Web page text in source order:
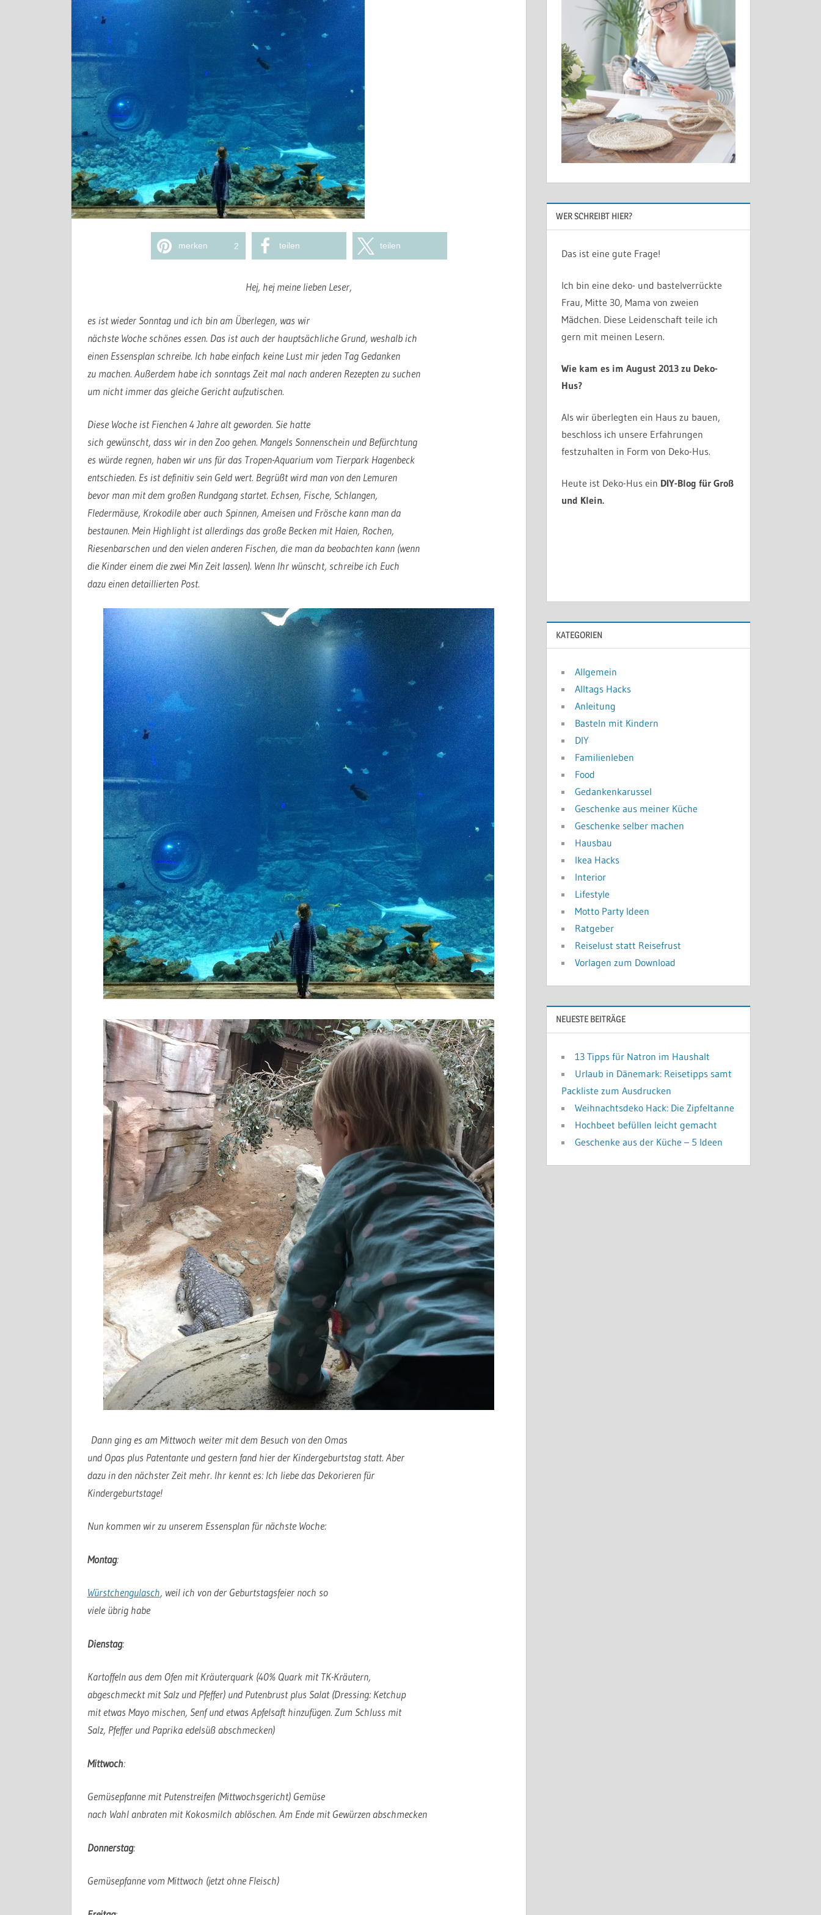
merken 2 teilen teilen
Hej, hej meine lieben Leser,
es ist wieder Sonntag und ich bin am Überlegen, was wir
nächste Woche schönes essen. Das ist auch der hauptsächliche Grund, weshalb ich
einen Essensplan schreibe. Ich habe einfach keine Lust mir jeden Tag Gedanken
zu machen. Außerdem habe ich sonntags Zeit mal nach anderen Rezepten zu suchen
um nicht immer das gleiche Gericht aufzutischen.
Diese Woche ist Fienchen 4 Jahre alt geworden. Sie hatte
sich gewünscht, dass wir in den Zoo gehen. Mangels Sonnenschein und Befürchtung
es würde regnen, haben wir uns für das Tropen-Aquarium vom Tierpark Hagenbeck
entschieden. Es ist definitiv sein Geld wert. Begrüßt wird man von den Lemuren
bevor man mit dem großen Rundgang startet. Echsen, Fische, Schlangen,
Fledermäuse, Krokodile aber auch Spinnen, Ameisen und Frösche kann man da
bestaunen. Mein Highlight ist allerdings das große Becken mit Haien, Rochen,
Riesenbarschen und den vielen anderen Fischen, die man da beobachten kann (wenn
die Kinder einem die zwei Min Zeit lassen). Wenn Ihr wünscht, schreibe ich Euch
dazu einen detaillierten Post.
Dann ging es am Mittwoch weiter mit dem Besuch von den Omas
und Opas plus Patentante und gestern fand hier der Kindergeburtstag statt. Aber
dazu in den nächster Zeit mehr. Ihr kennt es: Ich liebe das Dekorieren für
Kindergeburtstage!
Nun kommen wir zu unserem Essensplan für nächste Woche:
Montag:
Würstchengulasch, weil ich von der Geburtstagsfeier noch so
viele übrig habe
Dienstag:
Kartoffeln aus dem Ofen mit Kräuterquark (40% Quark mit TK-Kräutern,
abgeschmeckt mit Salz und Pfeffer) und Putenbrust plus Salat (Dressing: Ketchup
mit etwas Mayo mischen, Senf und etwas Apfelsaft hinzufügen. Zum Schluss mit
Salz, Pfeffer und Paprika edelsüß abschmecken)
Mittwoch:
Gemüsepfanne mit Putenstreifen (Mittwochsgericht) Gemüse
nach Wahl anbraten mit Kokosmilch ablöschen. Am Ende mit Gewürzen abschmecken
Donnerstag:
Gemüsepfanne vom Mittwoch (jetzt ohne Fleisch)
WER SCHREIBT HIER?
Das ist eine gute Frage!
Ich bin eine deko- und bastelverrückte
Frau, Mitte 30, Mama von zweien
Mädchen. Diese Leidenschaft teile ich
gern mit meinen Lesern.
Wie kam es im August 2013 zu Deko-
Hus?
Als wir überlegten ein Haus zu bauen,
beschloss ich unsere Erfahrungen
festzuhalten in Form von Deko-Hus.
Heute ist Deko-Hus ein DIY-Blog für Groß
und Klein.
KATEGORIEN
Allgemein
Alltags Hacks
Anleitung
Basteln mit Kindern
DIY
Familienleben
Food
Gedankenkarussel
Geschenke aus meiner Küche
Geschenke selber machen
Hausbau
Ikea Hacks
Interior
Lifestyle
Motto Party Ideen
Ratgeber
Reiselust statt Reisefrust
Vorlagen zum Download
NEUESTE BEITRÄGE
13 Tipps für Natron im Haushalt
Urlaub in Dänemark: Reisetipps samt
Packliste zum Ausdrucken
Weihnachtsdeko Hack: Die Zipfeltanne
Hochbeet befüllen leicht gemacht
Geschenke aus der Küche – 5 Ideen